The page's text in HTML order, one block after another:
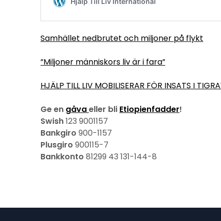
Samhället nedbrutet och miljoner på flykt
”Miljoner människors liv är i fara”
HJÄLP TILL LIV MOBILISERAR FÖR INSATS I
Ge en gåvaeller bli Etiopienfadder!
Swish123 9001157
Bankgiro 900-1157
Plusgiro 900115-7
Bankkonto 81299 43 131-144-8